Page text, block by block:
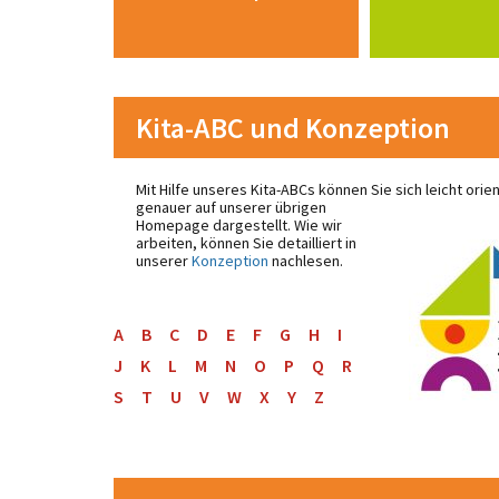
Kita-ABC und Konzeption
Mit Hilfe unseres Kita-ABCs können Sie sich leicht
genauer auf unsererübrigen
Homepage dargestellt. Wie wir
arbeiten, können Sie detailliert in
unsererKonzeption nachlesen.
A B C D E F G H
I
J
K L M N O P Q
R
S
T U V W X Y Z